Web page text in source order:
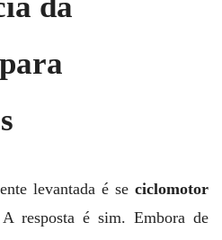
levantada é se ciclomotor
resposta é sim. Embora de